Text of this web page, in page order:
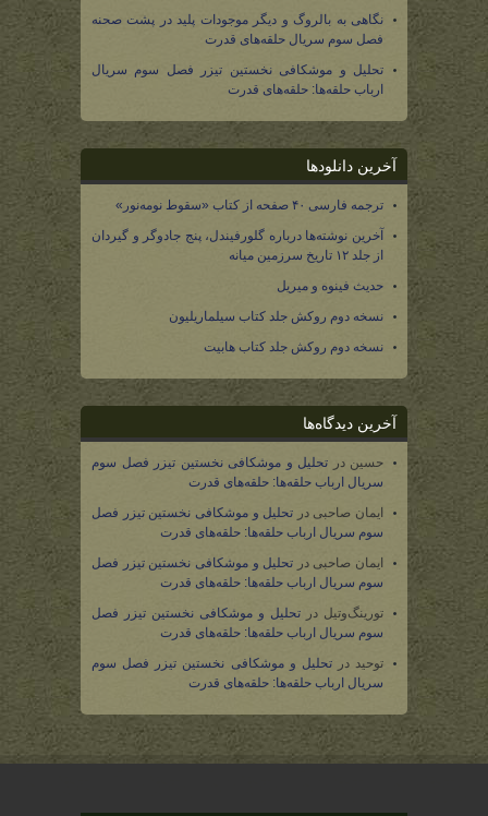
نگاهی به بالروگ و دیگر موجودات پلید در پشت صحنه
فصل سوم سریال حلقه‌های قدرت
تحلیل و موشکافی نخستین تیزر فصل سوم سریال
ارباب حلقه‌ها: حلقه‌های قدرت
آخرین دانلودها
ترجمه فارسی ۴۰ صفحه از کتاب «سقوط نومه‌نور»
آخرین نوشته‌ها درباره گلورفیندل، پنج جادوگر و گیردان
از جلد ۱۲ تاریخ سرزمین میانه
حدیث فینوه و میریل
نسخه دوم روکش جلد کتاب سیلماریلیون
نسخه دوم روکش جلد کتاب هابیت
آخرین دیدگاه‌ها
حسین در تحلیل و موشکافی نخستین تیزر فصل سوم
سریال ارباب حلقه‌ها: حلقه‌های قدرت
ایمان صاحبی در تحلیل و موشکافی نخستین تیزر فصل
سوم سریال ارباب حلقه‌ها: حلقه‌های قدرت
ایمان صاحبی در تحلیل و موشکافی نخستین تیزر فصل
سوم سریال ارباب حلقه‌ها: حلقه‌های قدرت
تورینگ‌وتیل در تحلیل و موشکافی نخستین تیزر فصل
سوم سریال ارباب حلقه‌ها: حلقه‌های قدرت
توحید درتحلیل و موشکافی نخستین تیزر فصل سوم
سریال ارباب حلقه‌ها: حلقه‌های قدرت